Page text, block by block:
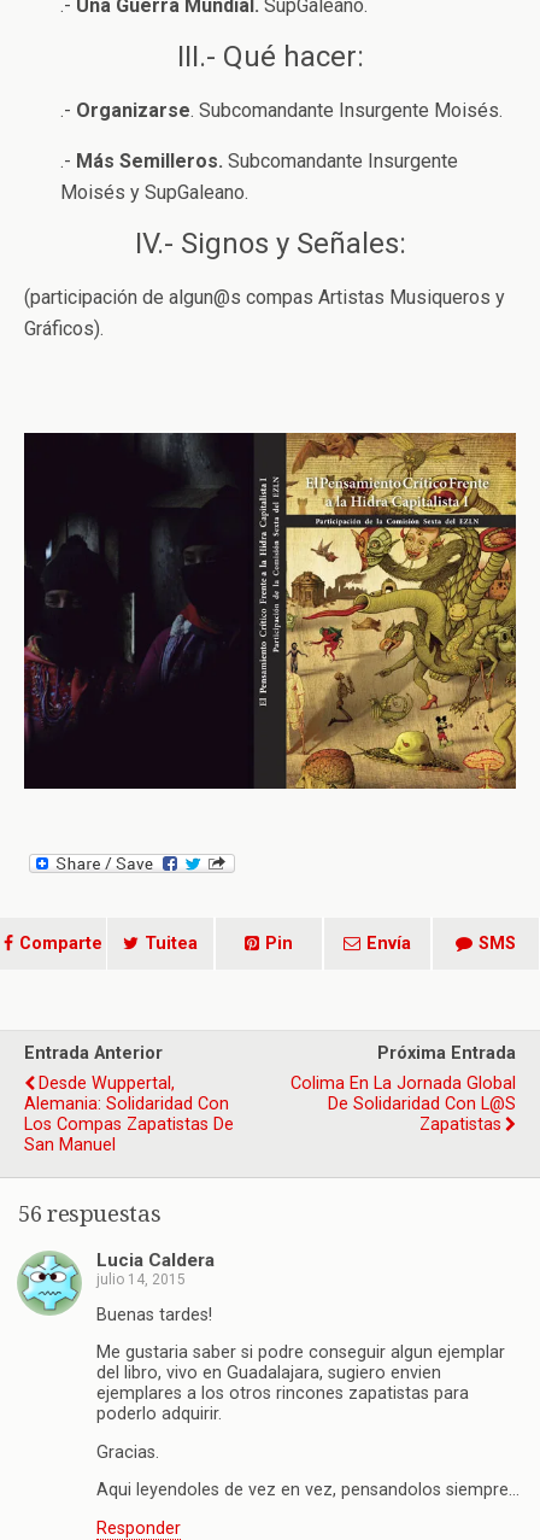
.- Una Guerra Mundial. SupGaleano.
III.- Qué hacer:
.- Organizarse. Subcomandante Insurgente Moisés.
.- Más Semilleros. Subcomandante Insurgente
Moisés y SupGaleano.
IV.- Signos y Señales:
(participación de algun@s compas Artistas Musiqueros y
Gráficos).
Comparte Tuitea Pin Envía SMS
Entrada Anterior
Desde Wuppertal,
Alemania: Solidaridad Con
Los Compas Zapatistas De
San Manuel
Próxima Entrada
Colima En La Jornada Global
De Solidaridad Con L@s
Zapatistas
56 respuestas
Lucia Caldera
julio 14, 2015
Buenas tardes!
Me gustaria saber si podre conseguir algun ejemplar
del libro, vivo en Guadalajara, sugiero envien
ejemplares a los otros rincones zapatistas para
poderlo adquirir.
Gracias.
Aqui leyendoles de vez en vez, pensandolos siempre…
Responder